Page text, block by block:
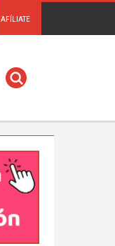
AFÍLIATE